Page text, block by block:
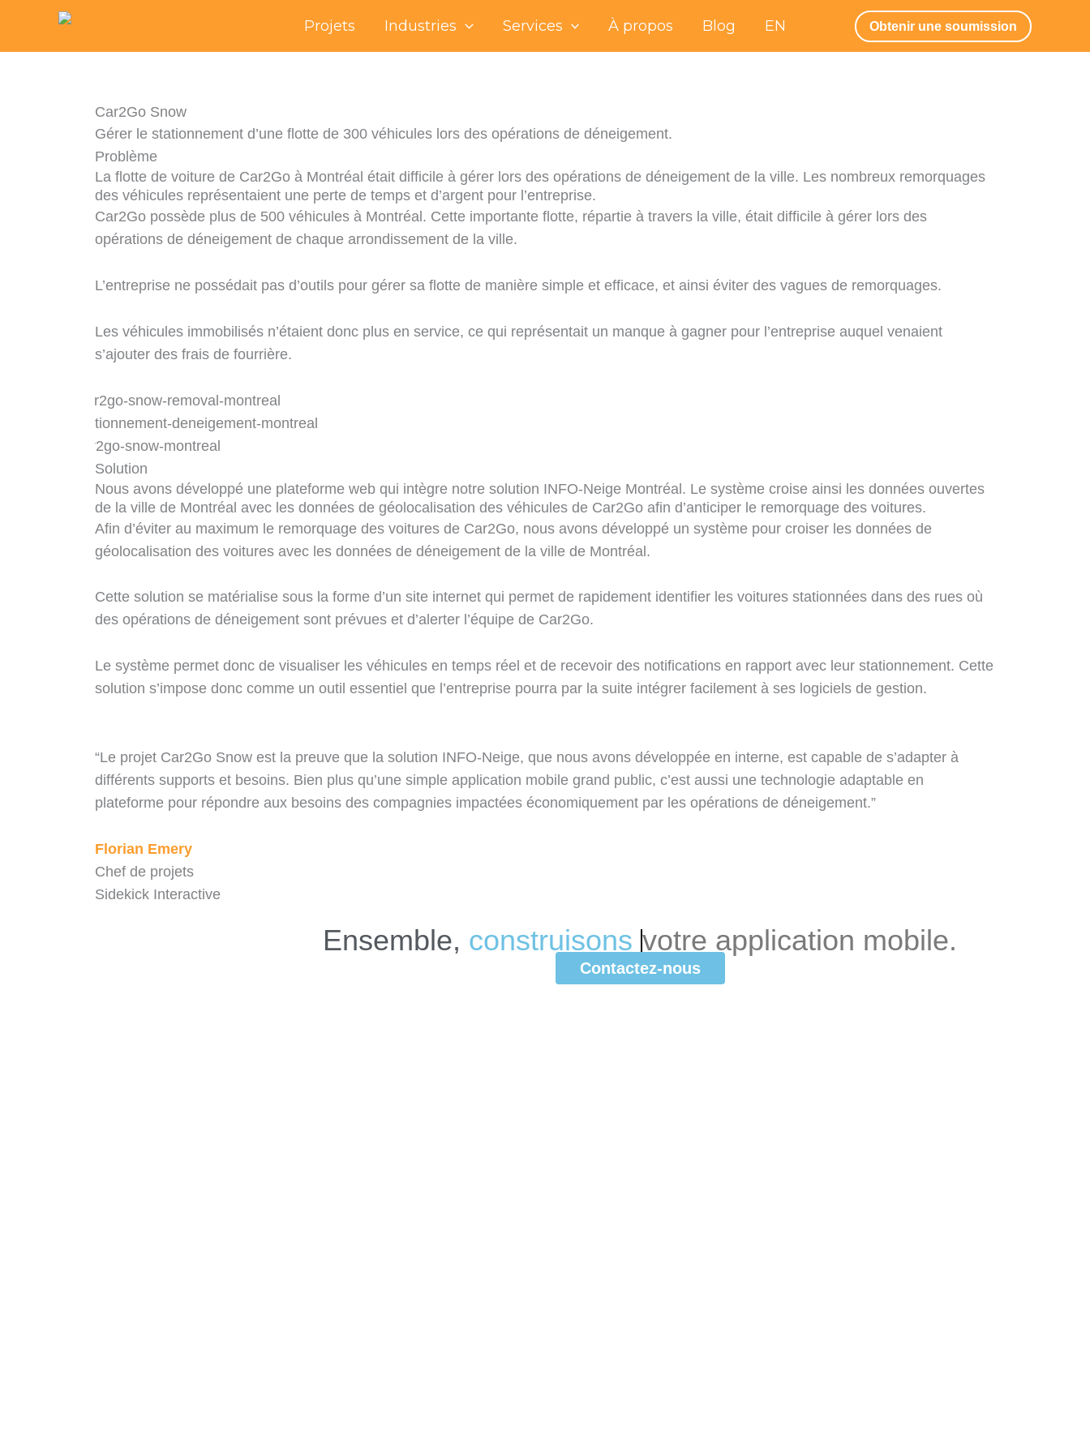
content
Projets Industries Services À propos Blog EN Obtenir une soumission
Car2Go Snow
Gérer le stationnement d’une flotte de 300 véhicules lors des opérations de déneigement.
Problème
La flotte de voiture de Car2Go à Montréal était difficile à gérer lors des opérations de déneigement de la ville. Les nombreux remorquages
des véhicules représentaient une perte de temps et d’argent pour l’entreprise.
Car2Go possède plus de 500 véhicules à Montréal. Cette importante flotte, répartie à travers la ville, était difficile à gérer lors des
opérations de déneigement de chaque arrondissement de la ville.
L’entreprise ne possédait pas d’outils pour gérer sa flotte de manière simple et efficace, et ainsi éviter des vagues de remorquages.
Les véhicules immobilisés n’étaient donc plus en service, ce qui représentait un manque à gagner pour l’entreprise auquel venaient
s’ajouter des frais de fourrière.
Solution
Nous avons développé une plateforme web qui intègre notre solution INFO-Neige Montréal. Le système croise ainsi les données ouvertes
de la ville de Montréal avec les données de géolocalisation des véhicules de Car2Go afin d’anticiper le remorquage des voitures.
Afin d’éviter au maximum le remorquage des voitures de Car2Go, nous avons développé un système pour croiser les données de
géolocalisation des voitures avec les données de déneigement de la ville de Montréal.
Cette solution se matérialise sous la forme d’un site internet qui permet de rapidement identifier les voitures stationnées dans des rues où
des opérations de déneigement sont prévues et d’alerter l’équipe de Car2Go.
Le système permet donc de visualiser les véhicules en temps réel et de recevoir des notifications en rapport avec leur stationnement. Cette
solution s’impose donc comme un outil essentiel que l’entreprise pourra par la suite intégrer facilement à ses logiciels de gestion.
“Le projet Car2Go Snow est la preuve que la solution INFO-Neige, que nous avons développée en interne, est capable de s’adapter à
différents supports et besoins. Bien plus qu’une simple application mobile grand public, c’est aussi une technologie adaptable en
plateforme pour répondre aux besoins des compagnies impactées économiquement par les opérations de déneigement.”
Florian Emery
Chef de projets
Sidekick Interactive
Ensemble, con
s
t
r
u
i
s
o
n
svotre application mobile.
Contactez-nous